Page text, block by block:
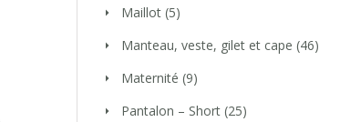
Maillot (5)
Manteau, veste, gilet et cape (46)
Maternité (9)
Pantalon – Short (25)